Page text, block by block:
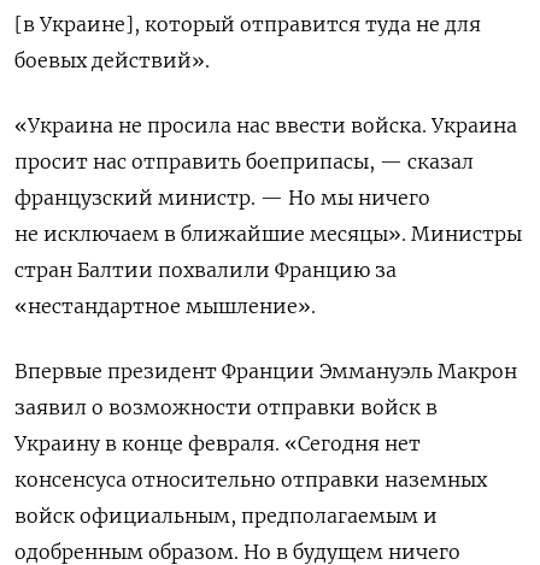
[в Украине], который отправится туда не для
боевых действий».
«Украина не просила нас ввести войска. Украина
просит нас отправить боеприпасы, — сказал
французский министр. — Но мы ничего
не исключаем в ближайшие месяцы». Министры
стран Балтии похвалили Францию ​​за
«нестандартное мышление».
Впервые президент Франции Эммануэль Макрон
заявил о возможности отправки войск в
Украину в конце февраля. «Сегодня нет
консенсуса относительно отправки наземных
войск официальным, предполагаемым и
одобренным образом. Но в будущем ничего